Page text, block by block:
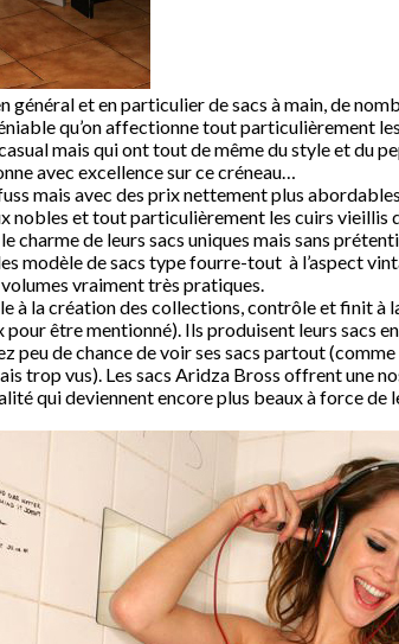
général et en particulier de sacs à main, de
qu’on affectionne tout particulièrement
mais qui ont tout de même du style et du
avec excellence sur ce créneau…
mais avec des prix nettement plus
nobles et tout particulièrement les cuirs vieillis
charme de leurs sacs uniques mais sans
modèle de sacs type fourre-tout à l’aspect
vraiment très pratiques.
à la création des collections, contrôle et finit à
être mentionné). Ils produisent leurs sacs
peu de chance de voir ses sacs partout
trop vus). Les sacs Aridza Bross offrent une
qui deviennent encore plus beaux à force de